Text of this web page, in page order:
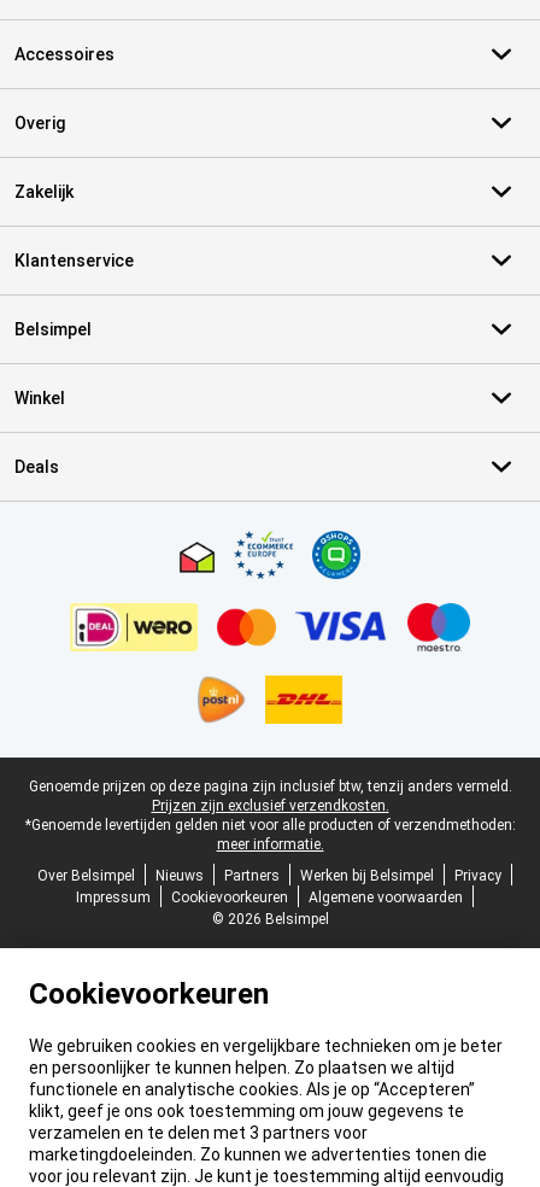
Accessoires
Overig
Zakelijk
Klantenservice
Belsimpel
Winkel
Deals
Juridische voettekst
Genoemde prijzen op deze pagina zijn inclusief btw, tenzij anders vermeld.
Prijzen zijn exclusief verzendkosten.
*Genoemde levertijden gelden niet voor alle producten of verzendmethoden:
meer informatie.
Over Belsimpel
Nieuws Partners Werken bij Belsimpel
Privacy
Impressum
Cookievoorkeuren
Algemene voorwaarden
© 2026 Belsimpel
Cookievoorkeuren
We gebruiken cookies en vergelijkbare technieken om je beter
en persoonlijker te kunnen helpen. Zo plaatsen we altijd
functionele en analytische cookies. Als je op “Accepteren”
klikt, geef je ons ook toestemming om jouw gegevens te
verzamelen en te delen met 3 partners voor
marketingdoeleinden. Zo kunnen we advertenties tonen die
voor jou relevant zijn. Je kunt je toestemming altijd eenvoudig